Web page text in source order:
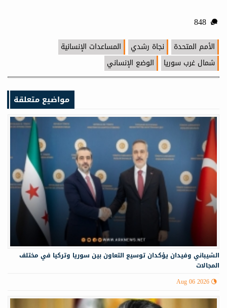
الأمم المتحدة نجاة رشدي
المساعدات الإنسانية
شمال غرب سوريا
الوضع الإنساني
مواضيع متعلقة
الشيباني وفيدان يؤكدان توسيع التعاون بين سوريا وتركيا في مختلف
المجالات
Aug 06 2026